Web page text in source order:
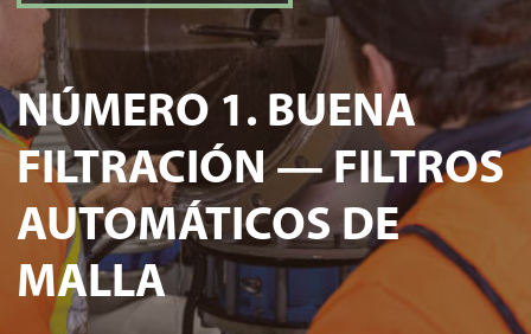
NÚMERO 1. BUENA
FILTRACIÓN — FILTROS
AUTOMÁTICOS DE
MALLA